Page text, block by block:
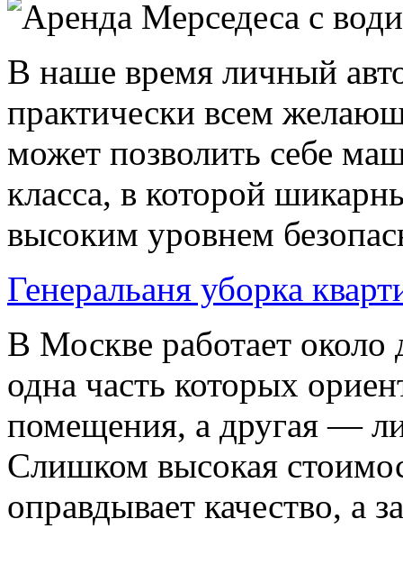
В наше время личный
практически всем
может позволить себе
класса, в которой
высоким уровнем
Генеральаня уборка
В Москве работает
одна часть которых
помещения, а другая —
Слишком высокая
оправдывает качество, а